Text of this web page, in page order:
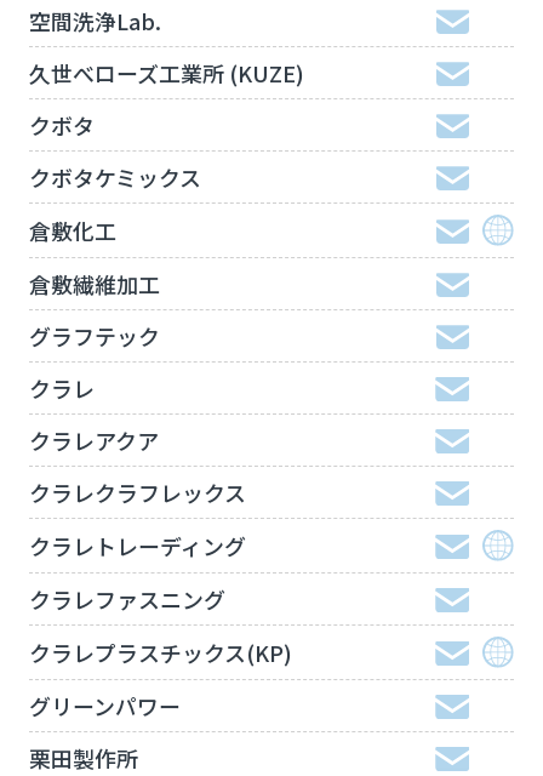
空間洗浄Lab.
久世べローズ工業所 (KUZE)
クボタ
クボタケミックス
倉敷化工
倉敷繊維加工
グラフテック
クラレ
クラレアクア
クラレクラフレックス
クラレトレーディング
クラレファスニング
クラレプラスチックス(KP)
グリーンパワー
栗田製作所